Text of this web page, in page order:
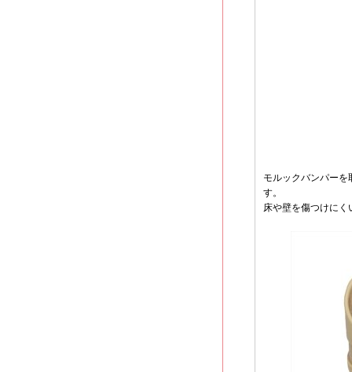
モルックバンパー
す。
床や壁を傷つけにく